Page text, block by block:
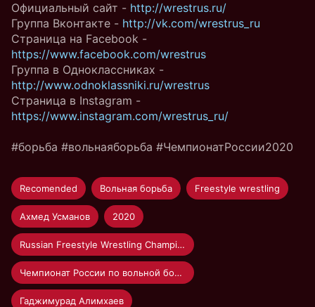
Официальный сайт - http://wrestrus.ru/
Группа Вконтакте - http://vk.com/wrestrus_ru
Страница на Facebook -
https://www.facebook.com/wrestrus
Группа в Одноклассниках -
http://www.odnoklassniki.ru/wrestrus
Страница в Instagram -
https://www.instagram.com/wrestrus_ru/
#борьба #вольнаяборьба #ЧемпионатРоссии2020
Recomended Вольная борьба Freestyle wrestling
Ахмед Усманов 2020
Russian Freestyle Wrestling Championship 2020
Чемпионат России по вольной борьбе 2020
Гаджимурад Алимхаев